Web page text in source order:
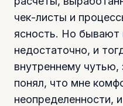
чек-листы и
ясность. Но бывают
недостаточно, и
внутреннему
понял, что мне
неопределенности,